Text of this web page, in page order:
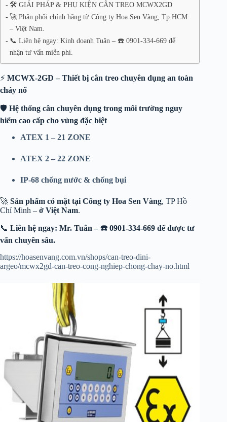
🛠️ GIẢI PHÁP & PHỤ KIỆN CÂN TREO MCWX2GD
🚀 Phân phối chính hãng từ Công ty Hoa Sen Vàng, Tp.HCM
– Việt Nam.
📞 Liên hệ ngay: Kinh doanh Tuân – ☎️ 0901-334-669 để
nhận tư vấn miễn phí.
⚡ MCWX-2GD – Thiết bị cân treo chuyên dụng an toàn
cháy nổ
🛡️ Hệ thống cân chuyên dụng trong môi trường nguy
hiểm cao cấp cho vùng đặc biệt
ATEX 1 – 21 ZONE
ATEX 2 – 22 ZONE
IP-68 chống nước & chống bụi
🚀 Sản phẩm có mặt tại Công ty Hoa Sen Vàng, TP Hồ
Chí Minh – ở Việt Nam.
📞 Liên hệ ngay: Mr. Tuân – ☎️ 0901-334-669 để được tư
vấn chuyên sâu.
https://hoasenvang.com.vn/shops/can-treo-dini-
argeo/mcwx2gd-can-treo-cong-nghiep-chong-chay-no.html